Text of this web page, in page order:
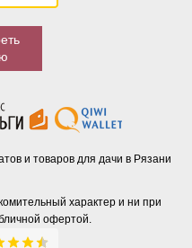
и товаров для дачи в Рязани
характер и ни при
офертой.